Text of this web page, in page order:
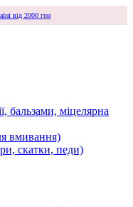
від 2000 грн
бальзами, міцелярна
вмивання)
скатки, педи)